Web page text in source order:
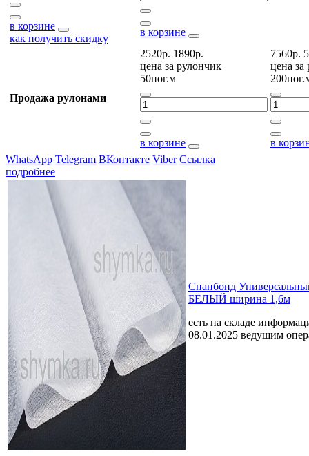
в корзине
как получить скидку
в корзине
Продажа рулонами
2520р. 1890р.
цена за рулончик
50пог.м
в корзине
7560р.
цена за
в
WhatsApp Telegram ВКонтакте Viber Ссылка
подробнее
Спанбонд
БЕЛЫЙ ширина 1,6м
есть на складе
08.01.2025 ведущим